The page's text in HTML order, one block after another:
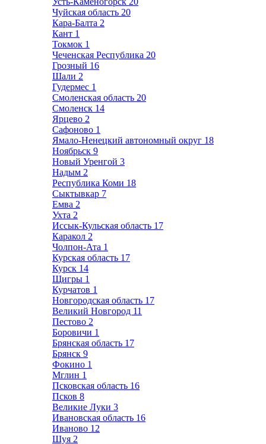
Чуйская область 20
Кара-Балта 2
Кант 1
Токмок 1
Чеченская Республика 20
Грозный 16
Шали 2
Гудермес 1
Смоленская область 20
Смоленск 14
Ярцево 2
Сафоново 1
Ямало-Ненецкий автономный округ 18
Ноябрьск 9
Новый Уренгой 3
Надым 2
Республика Коми 18
Сыктывкар 7
Емва 2
Ухта 2
Иссык-Кульская область 17
Каракол 2
Чолпон-Ата 1
Курская область 17
Курск 14
Щигры 1
Курчатов 1
Новгородская область 17
Великий Новгород 11
Пестово 2
Боровичи 1
Брянская область 17
Брянск 9
Фокино 1
Мглин 1
Псковская область 16
Псков 8
Великие Луки 3
Ивановская область 16
Иваново 12
Шуя 2